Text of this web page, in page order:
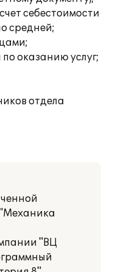
себестоимости
средней;
оказанию услуг;
отдела
"ВЦ